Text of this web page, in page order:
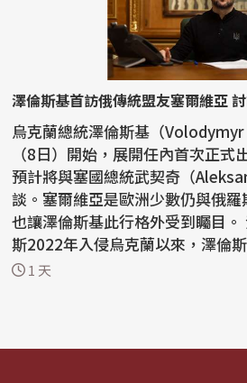
澤倫斯基首訪俄傳統盟友塞爾維亞
烏克蘭總統澤倫斯基（
（8日）開始，展開任內首次正式
預計將與塞國總統武契奇（
談。塞爾維亞是歐洲少數仍與俄
也讓澤倫斯基此行格外受到矚目。 法新社報導，自俄羅
斯2022年入侵烏克蘭以來，澤倫
支持...
1 天